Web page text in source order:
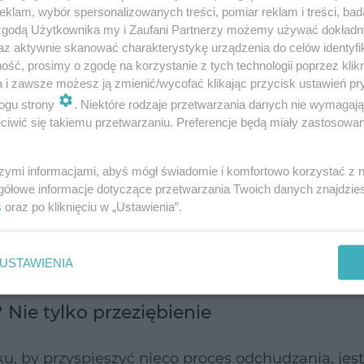
sinensis Lwystępuje kofeina oraz
metabolizm tłuszczów oraz wpływa
zachować umiar, ponieważ mocna zielona
się jej osobom z chorobami serca,
Nie tylko przeziębienie
by przyspieszyć nieco proces odchudzania,
wybór spersonalizowanych treści, pomiar reklam i treści,
Użytkownika my i Zaufani Partnerzy możemy używać
aktywnie skanować charakterystykę urządzenia do celów
prosimy o zgodę na korzystanie z tych technologii poprzez
i zawsze możesz ją zmienić/wycofać klikając przycisk ustawień
strony
. Niektóre rodzaje przetwarzania danych nie
się takiemu przetwarzaniu. Preferencje będą miały
informacjami, abyś mógł świadomie i komfortowo korzystać z
informacje dotyczące przetwarzania Twoich danych
oraz po kliknięciu w „Ustawienia”.
USTAWIENIA